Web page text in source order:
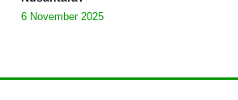
6 November 2025